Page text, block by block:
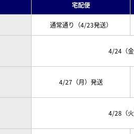
宅配便
通常通り（4/23発送）
4/24（
4/27（月）発送
4/28（